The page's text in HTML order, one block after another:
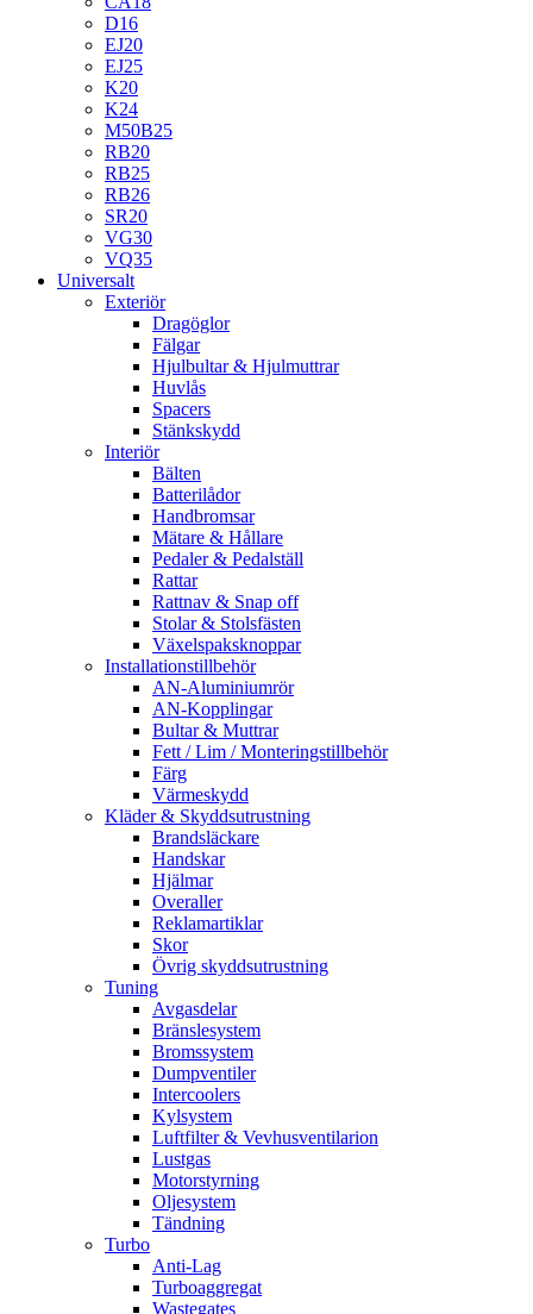
D16
EJ20
EJ25
K20
K24
M50B25
RB20
RB25
RB26
SR20
VG30
VQ35
Universalt
Exteriör
Dragöglor
Fälgar
Hjulbultar & Hjulmuttrar
Huvlås
Spacers
Stänkskydd
Interiör
Bälten
Batterilådor
Handbromsar
Mätare & Hållare
Pedaler & Pedalställ
Rattar
Rattnav & Snap off
Stolar & Stolsfästen
Växelspaksknoppar
Installationstillbehör
AN-Aluminiumrör
AN-Kopplingar
Bultar & Muttrar
Fett / Lim / Monteringstillbehör
Färg
Värmeskydd
Kläder & Skyddsutrustning
Brandsläckare
Handskar
Hjälmar
Overaller
Reklamartiklar
Skor
Övrig skyddsutrustning
Tuning
Avgasdelar
Bränslesystem
Bromssystem
Dumpventiler
Intercoolers
Kylsystem
Luftfilter & Vevhusventilarion
Lustgas
Motorstyrning
Oljesystem
Tändning
Turbo
Anti-Lag
Turboaggregat
Wastegates